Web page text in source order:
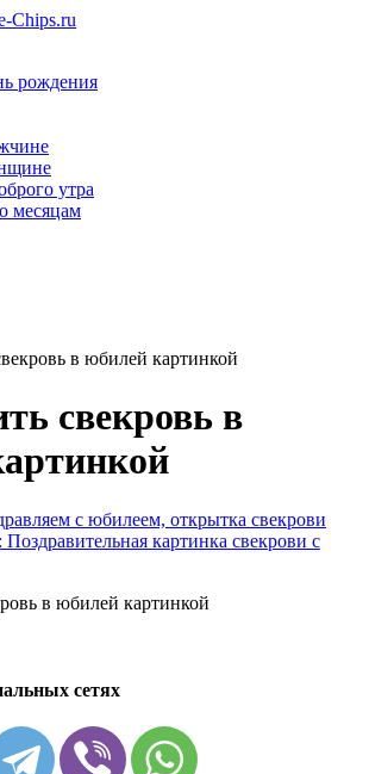
рождения
утра
месяцам
в юбилей картинкой
свекровь в
с юбилеем, открытка свекрови
картинка свекрови с
сетях